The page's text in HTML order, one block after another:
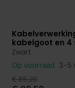
Bekijk product
kabelgoot en
Zwart
Op voorraad 3-5
€ 85,20